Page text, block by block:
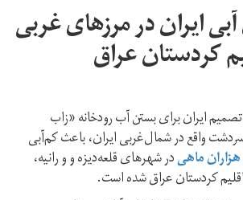
ایران در مرزهای غربی
کردستان عراق
ایران برای بستن آب رودخانە «زاب
واقع در شمال‌غربی ایران، باعث کم‌آبی
ماهیدر شهرهای قلعە‌دیزه و و رانیه،
کردستان عراق شده است.